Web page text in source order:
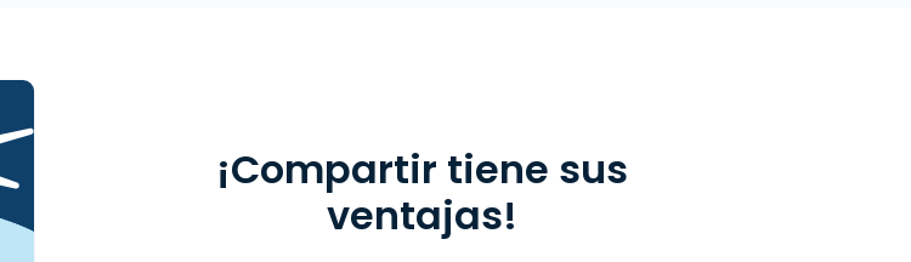
¡Compartir tiene sus
ventajas!